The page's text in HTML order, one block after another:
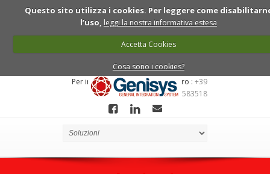
Questo sito utilizza i cookies. Per leggere come
l’uso, leggi la nostra informativa estesa
Accetta Cookies
Cosa sono i cookies?
Per informazioni chiama ll numero : +39
0422 7910081 - 349 6583518